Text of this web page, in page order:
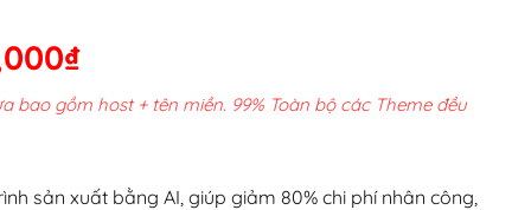
₫Giá
hiện
tại
220,000₫.
bao gồm host + tên miền. 99% Toàn bộ các Theme đều
sản xuất bằng AI, giúp giảm 80% chi phí nhân công,